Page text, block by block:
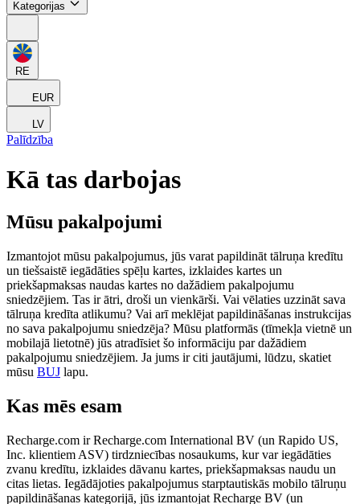
Kategorijas
RE
EUR
LV
Palīdzība
Kā tas darbojas
Mūsu pakalpojumi
Izmantojot mūsu pakalpojumus, jūs varat papildināt tālruņa kredītu
un tiešsaistē iegādāties spēļu kartes, izklaides kartes un
priekšapmaksas naudas kartes no dažādiem pakalpojumu
sniedzējiem. Tas ir ātri, droši un vienkārši. Vai vēlaties uzzināt sava
tālruņa kredīta atlikumu? Vai arī meklējat papildināšanas instrukcijas
no sava pakalpojumu sniedzēja? Mūsu platformās (tīmekļa vietnē un
mobilajā lietotnē) jūs atradīsiet šo informāciju par dažādiem
pakalpojumu sniedzējiem. Ja jums ir citi jautājumi, lūdzu, skatiet
mūsu BUJ lapu.
Kas mēs esam
Recharge.com ir Recharge.com International BV (un Rapido US,
Inc. klientiem ASV) tirdzniecības nosaukums, kur var iegādāties
zvanu kredītu, izklaides dāvanu kartes, priekšapmaksas naudu un
citas lietas. Iegādājoties pakalpojumus starptautiskās mobilo tālruņu
papildināšanas kategorijā, jūs izmantojat Recharge BV (un